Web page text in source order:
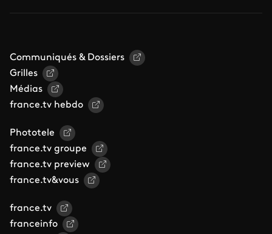
Communiqués & Dossiers
Grilles
Médias
france.tv hebdo
Phototele
france.tv groupe
france.tv preview
france.tv&vous
france.tv
franceinfo